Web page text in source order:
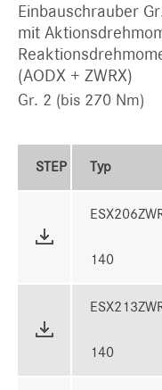
Einbauschrauber
mit
(AODX + ZWRX)
Gr. 2 (bis 270 Nm)
STEP Typ
140
140